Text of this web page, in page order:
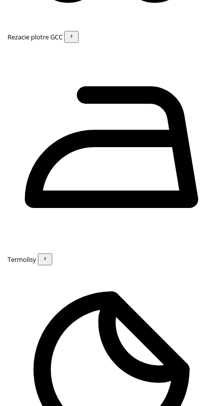
Rezacie plotre GCC
Termolisy